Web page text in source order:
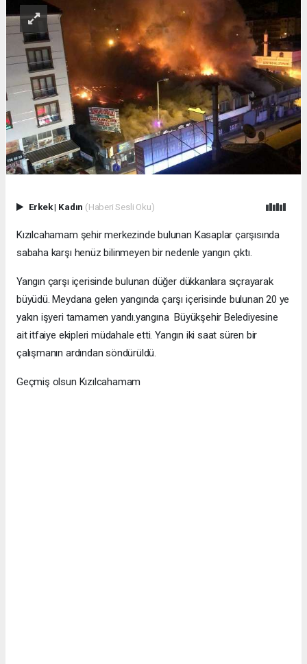
Erkek| Kadın (Haberi Sesli Oku)
Kızılcahamam şehir merkezinde bulunan Kasaplar çarşısında
sabaha karşı henüz bilinmeyen bir nedenle yangın çıktı.
Yangın çarşı içerisinde bulunan düğer dükkanlara sıçrayarak
büyüdü. Meydana gelen yangında çarşı içerisinde bulunan 20 ye
yakın işyeri tamamen yandı.yangına Büyükşehir Belediyesine
ait itfaiye ekipleri müdahale etti. Yangın iki saat süren bir
çalışmanın ardından söndürüldü.
Geçmiş olsun Kızılcahamam